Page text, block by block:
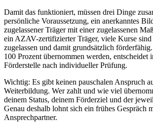
Damit das funktioniert, müssen drei Dinge
persönliche Voraussetzung, ein anerkanntes
zugelassener Träger mit einer zugelassenen
ein AZAV-zertifizierter Träger, viele Kurse
zugelassen und damit grundsätzlich
100 Prozent übernommen werden, entscheidet
Förderstelle nach individueller Prüfung.
Wichtig: Es gibt keinen pauschalen Anspruch
Weiterbildung. Wer zahlt und wie viel
deinem Status, deinem Förderziel und der
Genau deshalb lohnt sich ein frühes Gespräch
Ansprechpartner.